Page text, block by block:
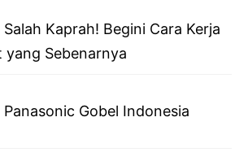
Kaprah! Begini Cara Kerja
yang Sebenarnya
Panasonic Gobel Indonesia